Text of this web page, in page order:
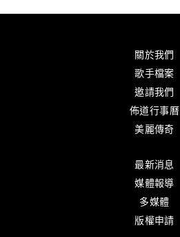
關於我們
歌手檔案
邀請我們
佈道行事曆
美麗傳奇
最新消息
媒體報導
多媒體
版權申請